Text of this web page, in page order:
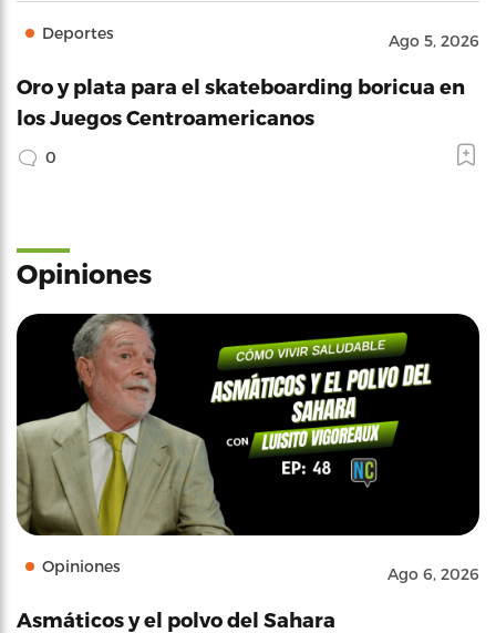
Deportes Ago 5, 2026
Oro y plata para el skateboarding boricua en
los Juegos Centroamericanos
0
Opiniones
Opiniones Ago 6, 2026
Asmáticos y el polvo del Sahara